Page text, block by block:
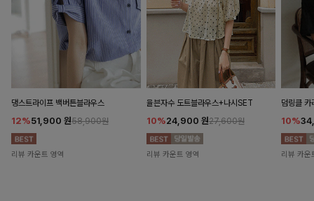
댕스트라이프 백버튼블라우스
12%51,900 원58,900원
리뷰 카운트 영역
율븐자수 도트블라우스+나시SET
10%24,900 원27,600원
리뷰 카운트 영역
덤링클 카
10%
리뷰 카운